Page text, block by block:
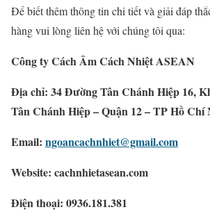
Để biết thêm thông tin chi tiết và giải đáp
hàng vui lòng liên hệ với chúng tôi qua:
Công ty Cách Âm Cách Nhiệt ASEAN
Địa chỉ: 34 Đường Tân Chánh Hiệp 16,
Tân Chánh Hiệp – Quận 12 – TP Hồ Chí
Email: ngoancachnhiet@gmail.com
Website: cachnhietasean.com
Điện thoại: 0936.181.381